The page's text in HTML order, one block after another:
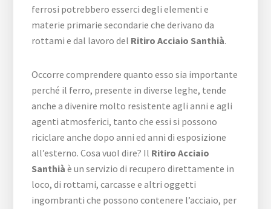
ferrosi potrebbero esserci degli elementi e
materie primarie secondarie che derivano da
rottami e dal lavoro del Ritiro Acciaio Santhià.
Occorre comprendere quanto esso sia importante
perché il ferro, presente in diverse leghe, tende
anche a divenire molto resistente agli anni e agli
agenti atmosferici, tanto che essi si possono
riciclare anche dopo anni ed anni di esposizione
all’esterno. Cosa vuol dire? Il Ritiro Acciaio
Santhià è un servizio di recupero direttamente in
loco, di rottami, carcasse e altri oggetti
ingombranti che possono contenere l’acciaio, per